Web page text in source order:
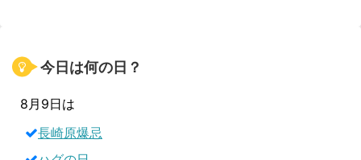
今日は何の日？
8月9日は
長崎原爆忌